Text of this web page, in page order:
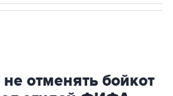
отменять бойкот